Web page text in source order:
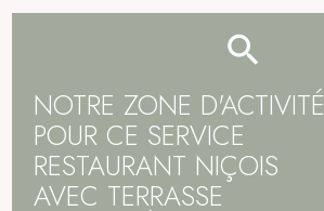
NOTRE ZONE D'ACTIVITÉ
POUR CE SERVICE
RESTAURANT NIÇOIS
AVEC TERRASSE